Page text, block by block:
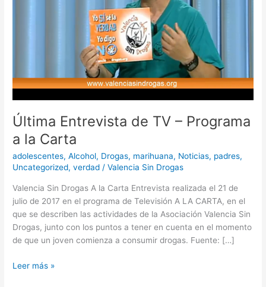
Última Entrevista de TV – Programa
a la Carta
adolescentes,Alcohol, Drogas, marihuana, Noticias, padres,
Uncategorized,verdad /Valencia Sin Drogas
Valencia Sin Drogas A la Carta Entrevista realizada el 21 de
julio de 2017 en el programa de Televisión A LA CARTA, en el
que se describen las actividades de la Asociación Valencia Sin
Drogas, junto con los puntos a tener en cuenta en el momento
de que un joven comienza a consumir drogas. Fuente: […]
Leer más »